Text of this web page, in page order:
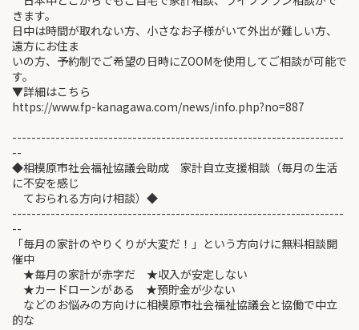
きます。
日中は時間が取れない方、小さなお子様がいて外出が難しい方、
遠方にお住ま
いの方、予約制でご希望の日時にZOOMを使用してご相談が可能で
す。
▼詳細はこちら
https://www.fp-kanagawa.com/news/info.php?no=887
---------------------------------------------------------------------
--
◆相模原市社会福祉協議会助成 家計自立支援相談（毎月の生活
に不安を感じ
ておられる方向け相談）◆
---------------------------------------------------------------------
--
「毎月の家計のやりくりが大変だ！」という方向けに無料相談開
催中
★毎月の家計が赤字だ ★収入が安定しない
★カードローンがある ★預貯金が少ない
などのお悩みの方向けに相模原市社会福祉協議会と協働で中立
的な